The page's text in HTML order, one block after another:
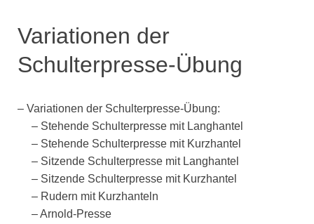
Variationen der
Schulterpresse-Übung
– Variationen der Schulterpresse-Übung:
– Stehende Schulterpresse mit Langhantel
– Stehende Schulterpresse mit Kurzhantel
– Sitzende Schulterpresse mit Langhantel
– Sitzende Schulterpresse mit Kurzhantel
– Rudern mit Kurzhanteln
– Arnold-Presse